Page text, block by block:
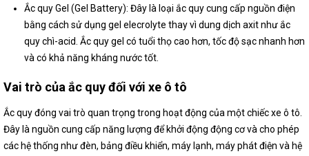
Ắc quy Gel (Gel Battery): Đây là loại ắc quy cung cấp nguồn điện
bằng cách sử dụng gel elecrolyte thay vì dung dịch axit như ắc
quy chì-acid. Ắc quy gel có tuổi thọ cao hơn, tốc độ sạc nhanh hơn
và có khả năng kháng nước tốt.
Vai trò của ắc quy đối với xe ô tô
Ắc quy đóng vai trò quan trọng trong hoạt động của một chiếc xe ô tô.
Đây là nguồn cung cấp năng lượng để khởi động động cơ và cho phép
các hệ thống như đèn, bảng điều khiển, máy lạnh, máy phát điện và hệ